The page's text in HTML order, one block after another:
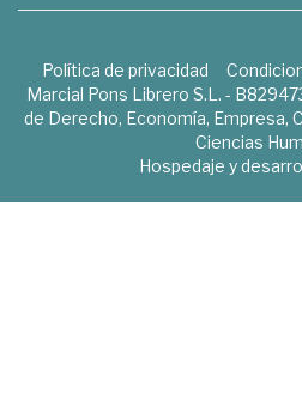
Política de privacidad
Marcial Pons Librero S.L. -
de Derecho, Economía, Empresa,
Ciencias
Hospedaje y